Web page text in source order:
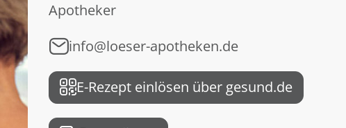
Apotheker
info@loeser-apotheken.de
E-Rezept einlösen über gesund.de